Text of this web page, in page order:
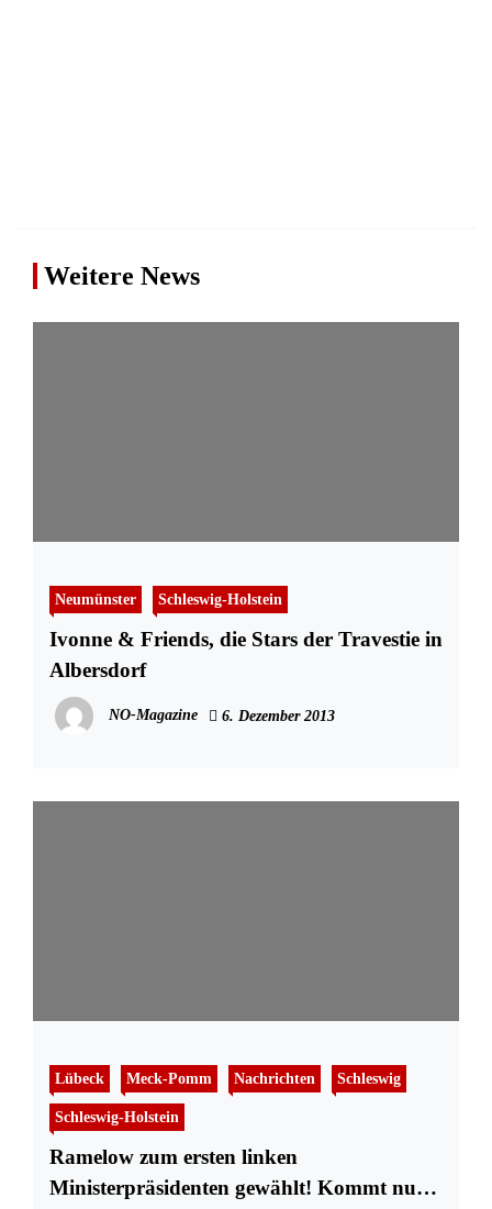
Weitere News
Neumünster Schleswig-Holstein
Ivonne & Friends, die Stars der Travestie in
Albersdorf
NO-Magazine 6. Dezember 2013
Lübeck Meck-Pomm Nachrichten Schleswig
Schleswig-Holstein
Ramelow zum ersten linken
Ministerpräsidenten gewählt! Kommt nun